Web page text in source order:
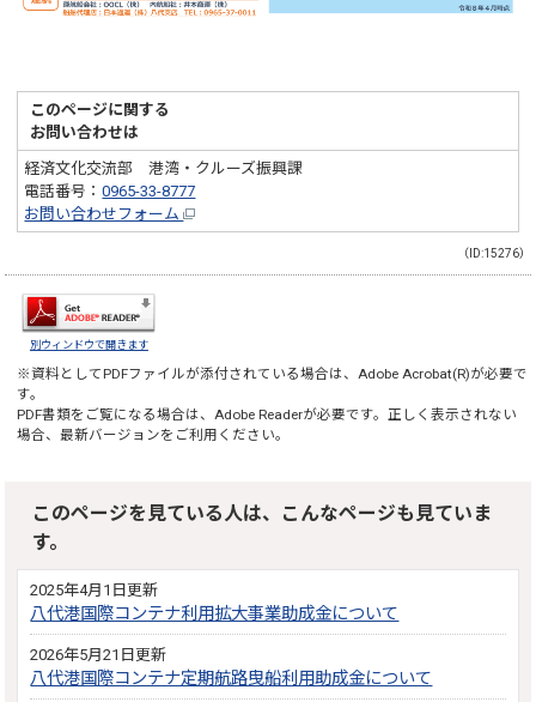
このページに関する
お問い合わせは
経済文化交流部 港湾・クルーズ振興課
電話番号：0965-33-8777
お問い合わせフォーム
（ID:15276）
別ウィンドウで開きます
※資料としてPDFファイルが添付されている場合は、 Adobe Acrobat(R)が必要で
す。
PDF書類をご覧になる場合は、 Adobe Readerが必要です。正しく表示されない
場合、最新バージョンをご利用ください。
このページを見ている人は、こんなページも見ていま
す。
2025年4月1日更新
八代港国際コンテナ利用拡大事業助成金について
2026年5月21日更新
八代港国際コンテナ定期航路曳船利用助成金について